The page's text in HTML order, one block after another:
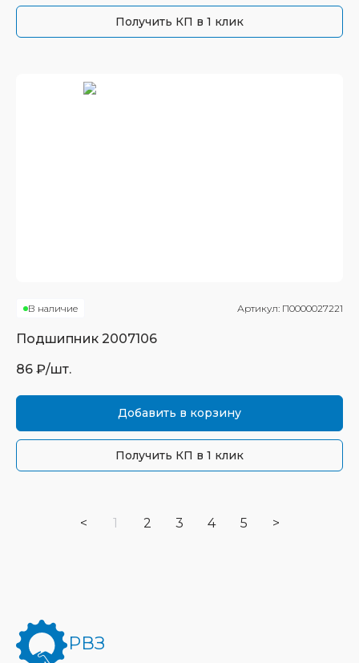
Получить КП в 1 клик
В наличие Артикул: П0000027221
Подшипник 2007106
86 ₽/шт.
Добавить в корзину
Получить КП в 1 клик
< 1 2 3 4 5 >
РВЗ